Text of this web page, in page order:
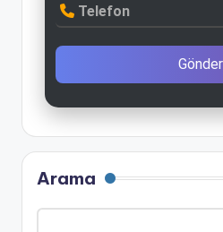
Telefon
Gönder
Arama